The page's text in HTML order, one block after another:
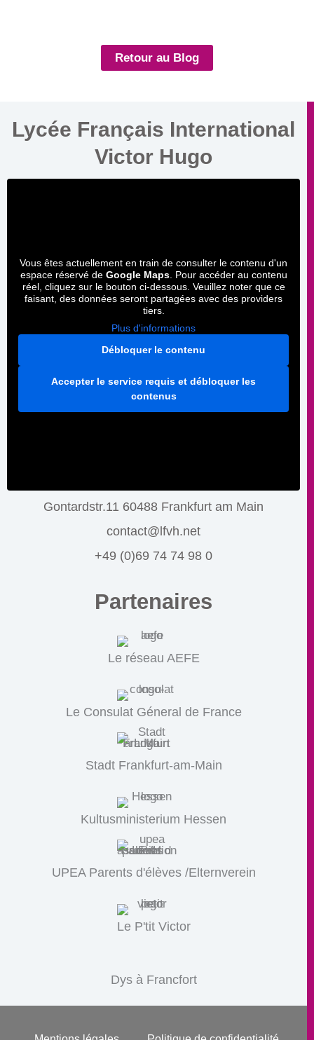
Retour au Blog
Lycée Français International
Victor Hugo
Vous êtes actuellement en train de consulter le contenu d'un
espace réservé de Google Maps. Pour accéder au contenu
réel, cliquez sur le bouton ci-dessous. Veuillez noter que ce
faisant, des données seront partagées avec des providers
tiers.
Plus d'informations
Débloquer le contenu
Accepter le service requis et débloquer les
contenus
Gontardstr.11 60488 Frankfurt am Main
contact@lfvh.net
+49 (0)69 74 74 98 0
Partenaires
Le réseau AEFE
Le Consulat Géneral de France
Stadt Frankfurt-am-Main
Kultusministerium Hessen
UPEA Parents d'élèves /Elternverein
Le P'tit Victor
Dys à Francfort